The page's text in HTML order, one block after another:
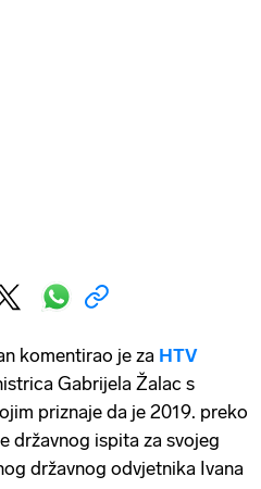
komentirao je za HTV
Gabrijela Žalac s
priznaje da je 2019. preko
državnog ispita za svojeg
državnog odvjetnika Ivana